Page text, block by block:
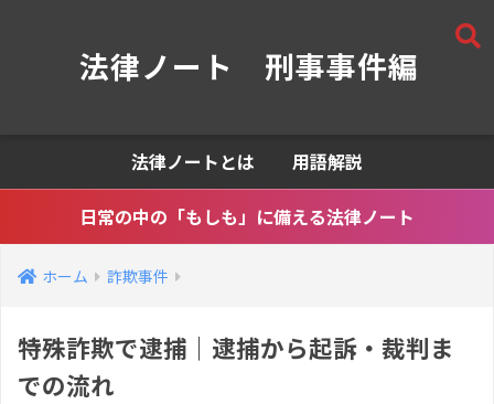
法律ノート 刑事事件編
法律ノートとは 用語解説
日常の中の「もしも」に備える法律ノート
ホーム 詐欺事件
特殊詐欺で逮捕｜逮捕から起訴・裁判ま
での流れ